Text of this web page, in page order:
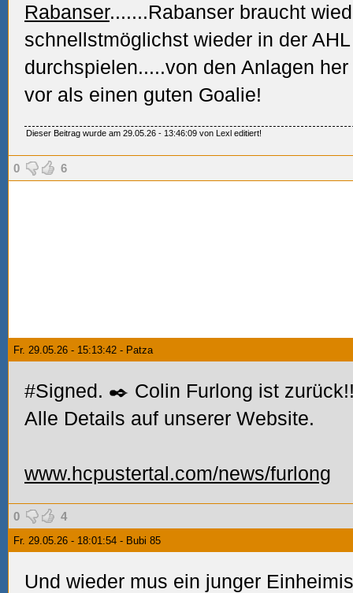
Rabanser.......Rabanser braucht
schnellstmöglichst wieder in der
durchspielen.....von den Anlagen
vor als einen guten Goalie!
Dieser Beitrag wurde am 29.05.26 - 13:46:09 von Lexl editiert!
0 6
Fr. 29.05.26 - 15:13:42 - Patza
#Signed. ✒️ Colin Furlong ist
Alle Details auf unserer Website.
www.hcpustertal.com/news/furlong
0 4
Fr. 29.05.26 - 18:01:54 - Bubi 85
Und wieder mus ein junger